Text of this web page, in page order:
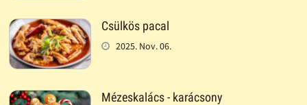
Csülkös pacal
2025. Nov. 06.
Mézeskalács - karácsony